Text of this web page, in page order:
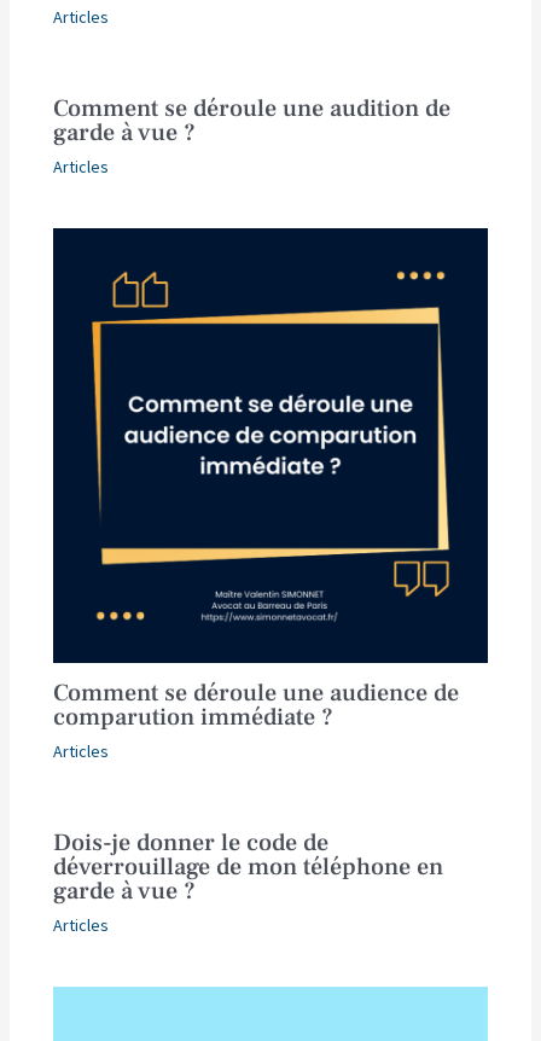
Articles
Comment se déroule une audition de
garde à vue ?
Articles
Comment se déroule une audience de
comparution immédiate ?
Articles
Dois-je donner le code de
déverrouillage de mon téléphone en
garde à vue ?
Articles